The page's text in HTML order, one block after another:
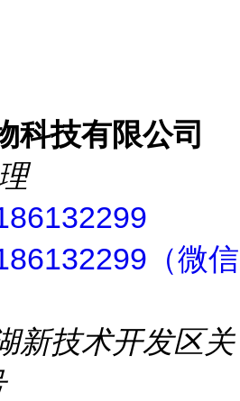
科技有限公司
（微信
新技术开发区关